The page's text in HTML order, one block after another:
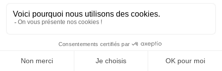
Localisation
Déconnexion Mon compte